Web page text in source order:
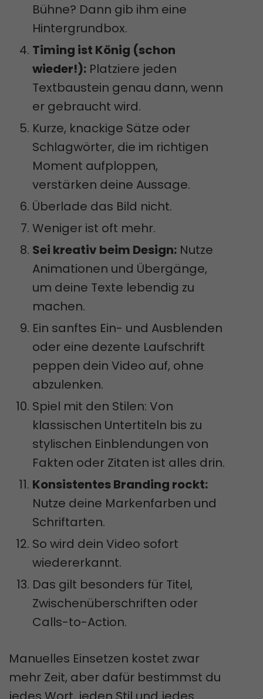
Bühne? Dann gib ihm eine
Hintergrundbox.
Timing ist König (schon
wieder!): Platziere jeden
Textbaustein genau dann, wenn
er gebraucht wird.
Kurze, knackige Sätze oder
Schlagwörter, die im richtigen
Moment aufploppen,
verstärken deine Aussage.
Überlade das Bild nicht.
Weniger ist oft mehr.
Sei kreativ beim Design: Nutze
Animationen und Übergänge,
um deine Texte lebendig zu
machen.
Ein sanftes Ein- und Ausblenden
oder eine dezente Laufschrift
peppen dein Video auf, ohne
abzulenken.
Spiel mit den Stilen: Von
klassischen Untertiteln bis zu
stylischen Einblendungen von
Fakten oder Zitaten ist alles drin.
Konsistentes Branding rockt:
Nutze deine Markenfarben und
Schriftarten.
So wird dein Video sofort
wiedererkannt.
Das gilt besonders für Titel,
Zwischenüberschriften oder
Calls-to-Action.
Manuelles Einsetzen kostet zwar
mehr Zeit, aber dafür bestimmst du